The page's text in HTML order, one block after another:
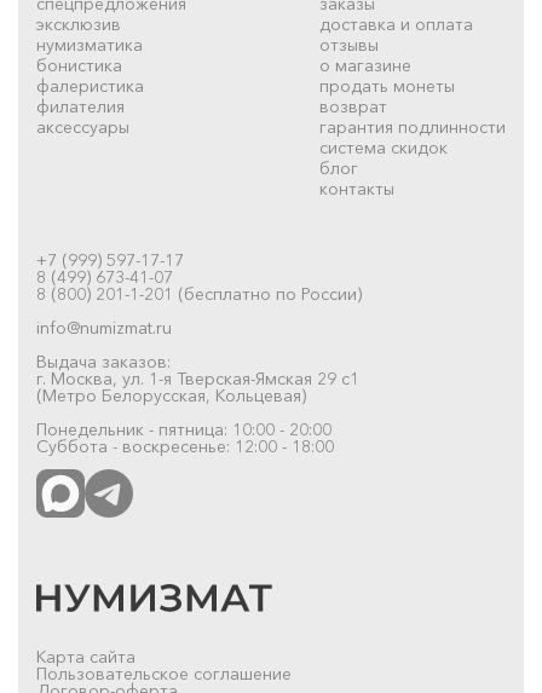
эксклюзив
нумизматика
бонистика
фалеристика
филателия
аксессуары
доставка и оплата
отзывы
о магазине
продать монеты
возврат
гарантия подлинности
система скидок
блог
контакты
+7 (999) 597-17-17
8 (499) 673-41-07
8 (800) 201-1-201 (бесплатно по России)
info@numizmat.ru
Выдача заказов:
г. Москва, ул. 1-я Тверская-Ямская 29 с1
(Метро Белорусская, Кольцевая)
Понедельник - пятница: 10:00 - 20:00
Суббота - воскресенье: 12:00 - 18:00
Карта сайта
Пользовательское соглашение